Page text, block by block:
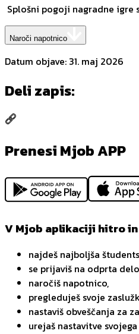
Splošni pogoji nagradne igre
Naroči napotnico
Datum objave: 31. maj 2026
Deli zapis:
Prenesi Mjob APP
V Mjob aplikaciji hitro
najdeš najboljša
se prijaviš na odprta
naročiš napotnico,
pregleduješ svoje
nastaviš obveščanja za
urejaš nastavitve